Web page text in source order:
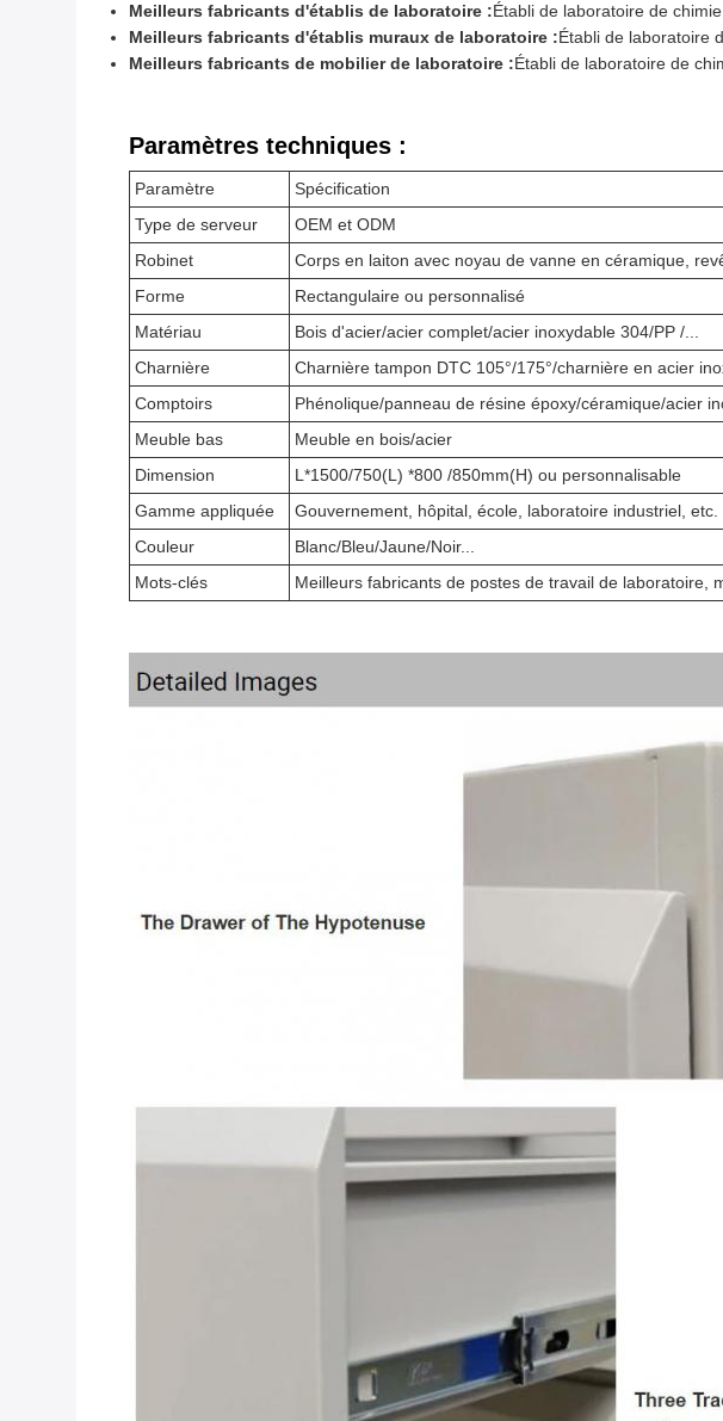
Meilleurs fabricants d'établis de laboratoire :Établi de laboratoire de chimie
Meilleurs fabricants d'établis muraux de laboratoire :Établi de laboratoire
Meilleurs fabricants de mobilier de laboratoire :Établi de laboratoire de
Paramètres techniques :
Paramètre
Spécification
Type de serveur
OEM et ODM
Robinet
Corps en laiton avec noyau de vanne en céramique,
Forme
Rectangulaire ou personnalisé
Matériau
Bois d'acier/acier complet/acier inoxydable 304/PP /...
Charnière
Charnière tampon DTC 105°/175°/charnière en acier
Comptoirs
Phénolique/panneau de résine époxy/céramique/acier
Meuble bas
Meuble en bois/acier
Dimension
L*1500/750(L) *800 /850mm(H) ou personnalisable
Gamme appliquée
Gouvernement, hôpital, école, laboratoire industriel, etc.
Couleur
Blanc/Bleu/Jaune/Noir...
Mots-clés
Meilleurs fabricants de postes de travail de laboratoire,